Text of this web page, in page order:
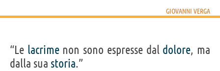
GIOVANNI VERGA
“Le lacrimenon sono espresse dal dolore, ma
dalla sua storia.”